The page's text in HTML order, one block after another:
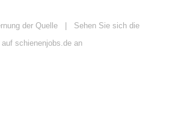
der Quelle
Sehen Sie sich die
schienenjobs.de an